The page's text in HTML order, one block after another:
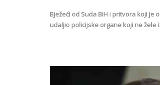
Bježeći od Suda BiH i pritvora koji je
udaljio policijske organe koji ne